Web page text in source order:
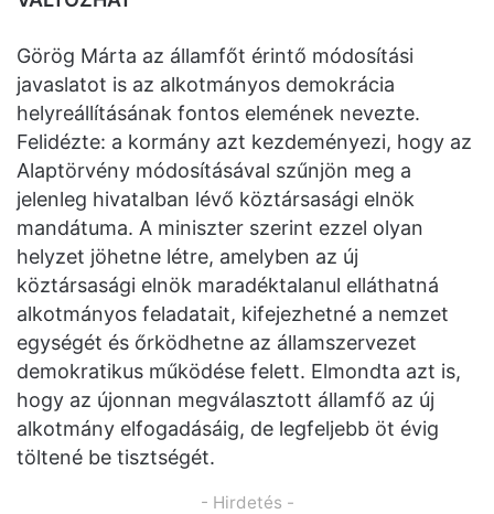
Görög Márta az államfőt érintő módosítási
javaslatot is az alkotmányos demokrácia
helyreállításának fontos elemének nevezte.
Felidézte: a kormány azt kezdeményezi, hogy az
Alaptörvény módosításával szűnjön meg a
jelenleg hivatalban lévő köztársasági elnök
mandátuma. A miniszter szerint ezzel olyan
helyzet jöhetne létre, amelyben az új
köztársasági elnök maradéktalanul elláthatná
alkotmányos feladatait, kifejezhetné a nemzet
egységét és őrködhetne az államszervezet
demokratikus működése felett. Elmondta azt is,
hogy az újonnan megválasztott államfő az új
alkotmány elfogadásáig, de legfeljebb öt évig
töltené be tisztségét.
- Hirdetés -